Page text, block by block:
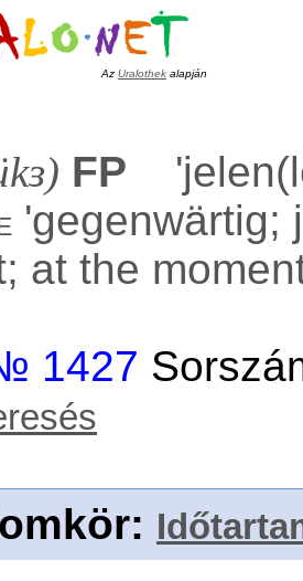
Az Uralothek alapján
FP '
'gegenwärtig;
at the
1427
: